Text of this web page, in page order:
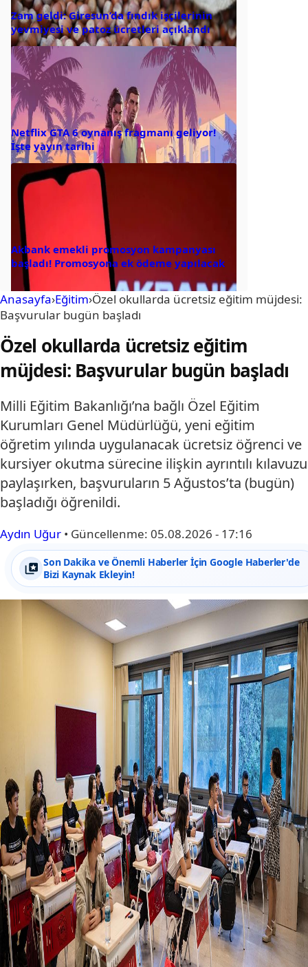
Zam geldi: Giresun’da fındık işçilerinin
yevmiyesi ve patoz ücretleri açıklandı
Netflix GTA 6 oynanış fragmanı geliyor!
İşte yayın tarihi
Akbank emekli promosyon kampanyası
başladı! Promosyona ek ödeme yapılacak
Anasayfa›Eğitim›Özel okullarda ücretsiz eğitim müjdesi:
Başvurular bugün başladı
Özel okullarda ücretsiz eğitim
müjdesi: Başvurular bugün başladı
Milli Eğitim Bakanlığı’na bağlı Özel Eğitim
Kurumları Genel Müdürlüğü, yeni eğitim
öğretim yılında uygulanacak ücretsiz öğrenci ve
kursiyer okutma sürecine ilişkin ayrıntılı kılavuzu
paylaşırken, başvuruların 5 Ağustos’ta (bugün)
başladığı öğrenildi.
Aydın Uğur • Güncellenme: 05.08.2026 - 17:16
Son Dakika ve Önemli Haberler İçin Google Haberler'de
Bizi Kaynak Ekleyin!